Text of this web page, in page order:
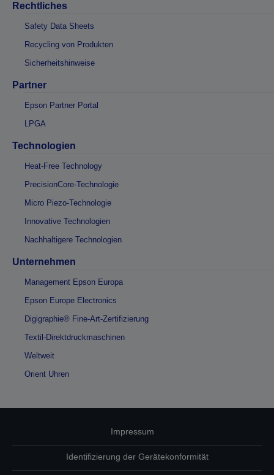
Rechtliches
Safety Data Sheets
Recycling von Produkten
Sicherheitshinweise
Partner
Epson Partner Portal
LPGA
Technologien
Heat-Free Technology
PrecisionCore-Technologie
Micro Piezo-Technologie
Innovative Technologien
Nachhaltigere Technologien
Unternehmen
Management Epson Europa
Epson Europe Electronics
Digigraphie® Fine-Art-Zertifizierung
Textil-Direktdruckmaschinen
Weltweit
Orient Uhren
Impressum
Identifizierung der Gerätekonformität